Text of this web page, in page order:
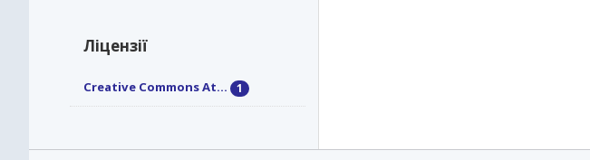
Ліцензії
Creative Commons At... 1